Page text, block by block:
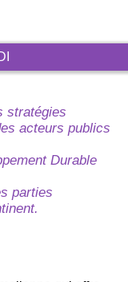
stratégies
acteurs publics
Durable
parties